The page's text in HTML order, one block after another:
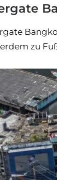
zu